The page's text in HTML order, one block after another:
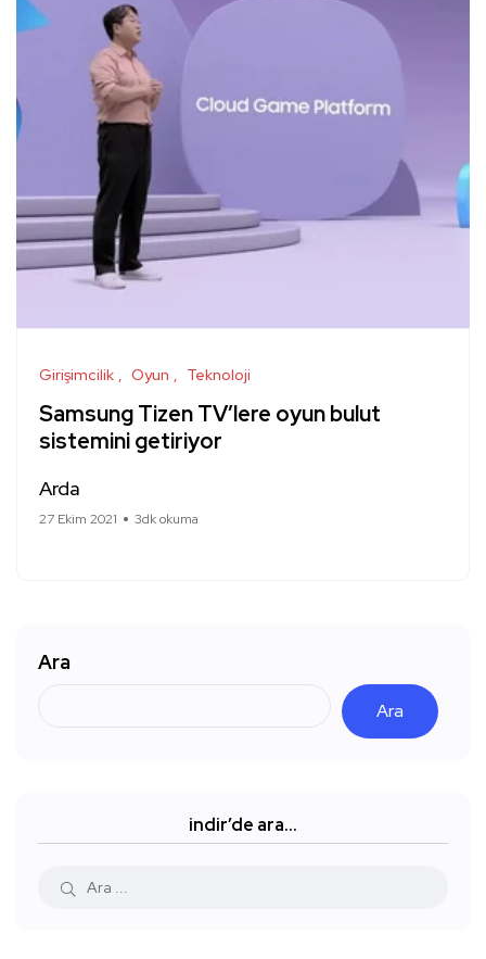
Girişimcilik Oyun Teknoloji
Samsung Tizen TV’lere oyun bulut
sistemini getiriyor
Arda
27 Ekim 2021 3dk okuma
Ara
Ara
indir’de ara…